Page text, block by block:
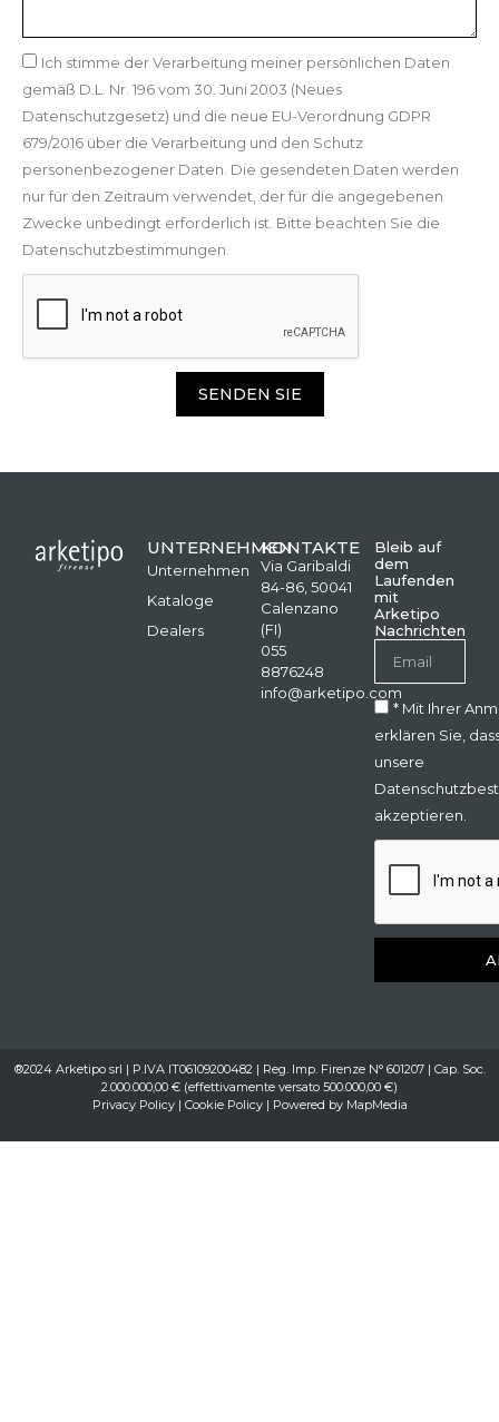
Ich stimme der Verarbeitung meiner persönlichen Daten
gemäß D.L. Nr. 196 vom 30. Juni 2003 (Neues
Datenschutzgesetz) und die neue EU-Verordnung GDPR
679/2016 über die Verarbeitung und den Schutz
personenbezogener Daten. Die gesendeten Daten werden
nur für den Zeitraum verwendet, der für die angegebenen
Zwecke unbedingt erforderlich ist. Bitte beachten Sie die
Datenschutzbestimmungen.
SENDEN SIE
UNTERNEHMEN
Unternehmen
Kataloge
Dealers
KONTAKTE
Via Garibaldi
84-86, 50041
Calenzano
(FI)
055
8876248
info@arketipo.com
Bleib auf
dem
Laufenden
mit
Arketipo
Nachrichten
* Mit Ihrer
erklären Sie,
unsere
akzeptieren.
®2024 Arketipo srl | P.IVA IT06109200482 | Reg. Imp. Firenze N° 601207 | Cap. Soc.
2.000.000,00 € (effettivamente versato 500.000,00 €)
Privacy Policy| Cookie Policy| Powered by MapMedia